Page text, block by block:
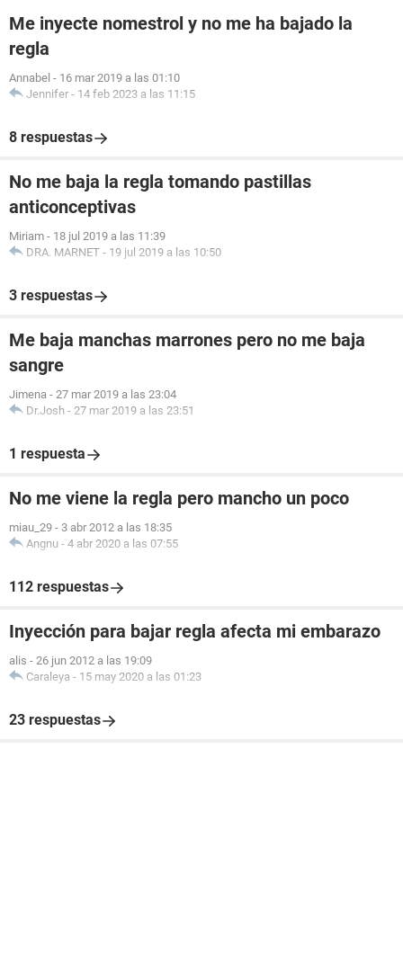
Me inyecte nomestrol y no me ha bajado la
regla
Annabel - 16 mar 2019 a las 01:10
Jennifer - 14 feb 2023 a las 11:15
8 respuestas
No me baja la regla tomando pastillas
anticonceptivas
Miriam - 18 jul 2019 a las 11:39
DRA. MARNET - 19 jul 2019 a las 10:50
3 respuestas
Me baja manchas marrones pero no me baja
sangre
Jimena - 27 mar 2019 a las 23:04
Dr.Josh - 27 mar 2019 a las 23:51
1 respuesta
No me viene la regla pero mancho un poco
miau_29 - 3 abr 2012 a las 18:35
Angnu - 4 abr 2020 a las 07:55
112 respuestas
Inyección para bajar regla afecta mi embarazo
alis - 26 jun 2012 a las 19:09
Caraleya - 15 may 2020 a las 01:23
23 respuestas